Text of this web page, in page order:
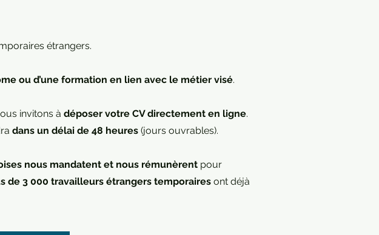
étrangers.
ou d’une formation en lien avec le métier visé.
invitons à déposer votre CV directement en ligne.
dans un délai de 48 heures (jours ouvrables).
nous mandatent et nous rémunèrent pour
de 3 000 travailleurs étrangers temporaires ont déjà